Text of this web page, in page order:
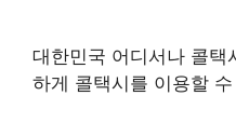
대한민국 어디서나 콜택
하게 콜택시를 이용할